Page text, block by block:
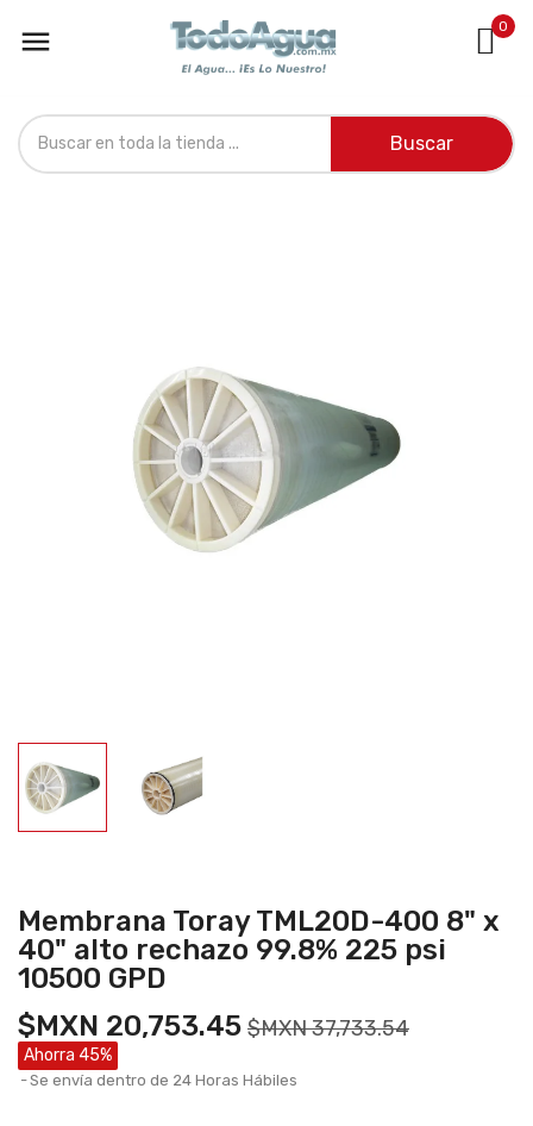
 0
Buscar
Membrana Toray TML20D-400 8" x
40" alto rechazo 99.8% 225 psi
10500 GPD
$MXN 20,753.45 $MXN 37,733.54
Ahorra 45%
Se envía dentro de 24 Horas Hábiles